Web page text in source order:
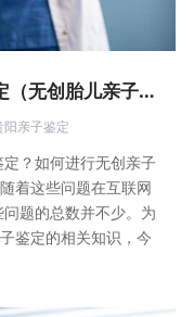
在2023年怎样做无创胎儿亲子鉴定（无创胎儿亲子鉴定流程和注意事项）
阳亲子鉴定
？如何进行无创亲子
着这些问题在互联网
题的总数并不少。为
鉴定的相关知识，今